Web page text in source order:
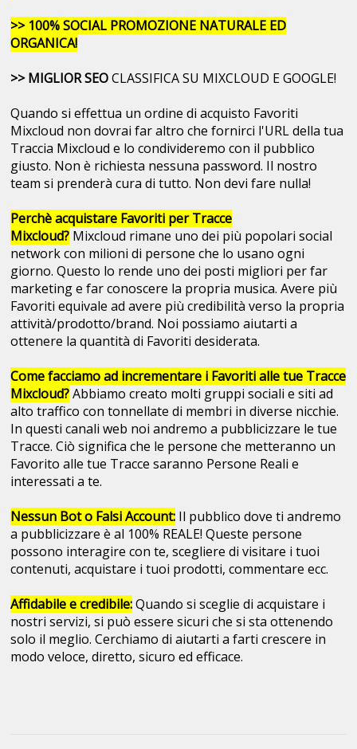
>> 100% SOCIAL PROMOZIONE NATURALE ED
ORGANICA!
>> MIGLIOR SEOCLASSIFICA SU MIXCLOUD E GOOGLE!
Quando si effettua un ordine di acquisto Favoriti
Mixcloud non dovrai far altro che fornirci l'URL della tua
Traccia Mixcloud e lo condivideremo con il pubblico
giusto. Non è richiesta nessuna password. Il nostro
team si prenderà cura di tutto. Non devi fare nulla!
Perchè acquistare Favoriti per Tracce
Mixcloud? Mixcloud rimane uno dei più popolari social
network con milioni di persone che lo usano ogni
giorno. Questo lo rende uno dei posti migliori per far
marketing e far conoscere la propria musica. Avere più
Favoriti equivale ad avere più credibilità verso la propria
attività/prodotto/brand. Noi possiamo aiutarti a
ottenere la quantità di Favoriti desiderata.
Come facciamo ad incrementare i Favoriti alle tue Tracce
Mixcloud?Abbiamo creato molti gruppi sociali e siti ad
alto traffico con tonnellate di membri in diverse nicchie.
In questi canali web noi andremo a pubblicizzare le tue
Tracce. Ciò significa che le persone che metteranno un
Favorito alle tue Tracce saranno Persone Reali e
interessati a te.
Nessun Bot o Falsi Account: Il pubblico dove ti andremo
a pubblicizzare è al 100% REALE! Queste persone
possono interagire con te, scegliere di visitare i tuoi
contenuti, acquistare i tuoi prodotti, commentare ecc.
Affidabile e credibile:Quando si sceglie di acquistare i
nostri servizi, si può essere sicuri che si sta ottenendo
solo il meglio. Cerchiamo di aiutarti a farti crescere in
modo veloce, diretto, sicuro ed efficace.